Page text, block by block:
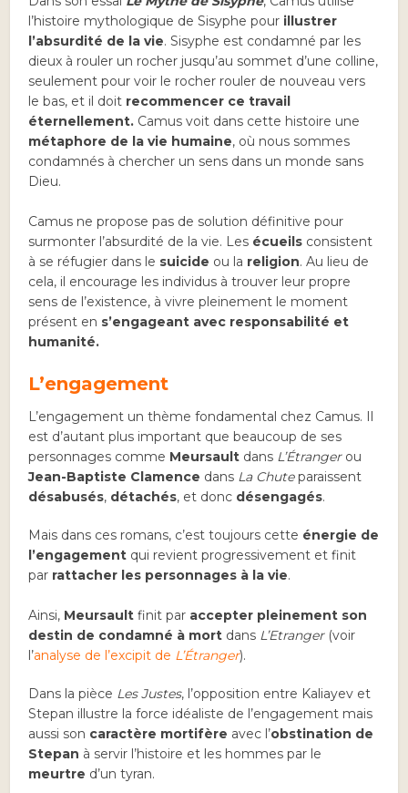
l’histoire mythologique de Sisyphe pour illustrer
l’absurdité de la vie. Sisyphe est condamné par les
dieux à rouler un rocher jusqu’au sommet d’une colline,
seulement pour voir le rocher rouler de nouveau vers
le bas, et il doit recommencer ce travail
éternellement. Camus voit dans cette histoire une
métaphore de la vie humaine, où nous sommes
condamnés à chercher un sens dans un monde sans
Dieu.
Camus ne propose pas de solution définitive pour
surmonter l’absurdité de la vie. Les écueils consistent
à se réfugier dans le suicide ou la religion. Au lieu de
cela, il encourage les individus à trouver leur propre
sens de l’existence, à vivre pleinement le moment
présent en s’engageant avec responsabilité et
humanité.
L’engagement
L’engagement un thème fondamental chez Camus. Il
est d’autant plus important que beaucoup de ses
personnages comme Meursault dans L’Étrangerou
Jean-Baptiste Clamence dans La Chuteparaissent
désabusés, détachés, et donc désengagés.
Mais dans ces romans, c’est toujours cette énergie de
l’engagement qui revient progressivement et finit
par rattacher les personnages à la vie.
Ainsi, Meursault finit par accepter pleinement son
destin de condamné à mort dans L’Etranger(voir
l’analyse de l’excipit de L’Étranger).
Dans la pièce Les Justes, l’opposition entre Kaliayev et
Stepan illustre la force idéaliste de l’engagement mais
aussi son caractère mortifère avec l’obstination de
Stepan à servir l’histoire et les hommes par le
meurtre d’un tyran.